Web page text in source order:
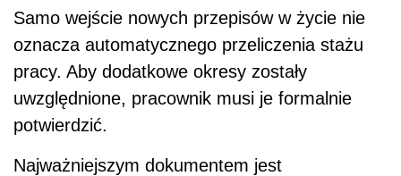
Samo wejście nowych przepisów w życie nie
oznacza automatycznego przeliczenia stażu
pracy. Aby dodatkowe okresy zostały
uwzględnione, pracownik musi je formalnie
potwierdzić.
Najważniejszym dokumentem jest